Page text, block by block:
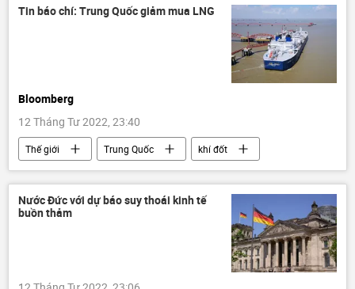
Tin báo chí: Trung Quốc giảm mua LNG
Bloomberg
12 Tháng Tư 2022, 23:40
Thế giới Trung Quốc
khí đốt
Ảnh hưởng về kinh tế-xã hội của đại dịch COVID-19
Báo chí thế giới
Nước Đức với dự báo suy thoái kinh tế
buồn thảm